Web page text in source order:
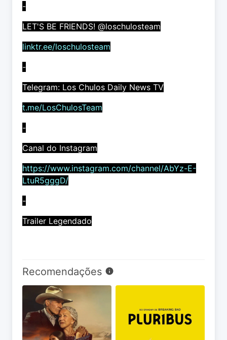
-
LET'S BE FRIENDS! @loschulosteam
linktr.ee/loschulosteam
-
Telegram: Los Chulos Daily News TV
t.me/LosChulosTeam
-
Canal do Instagram
https://www.instagram.com/channel/AbYz-E-
LtuR5gggD/
-
Trailer Legendado
Recomendações